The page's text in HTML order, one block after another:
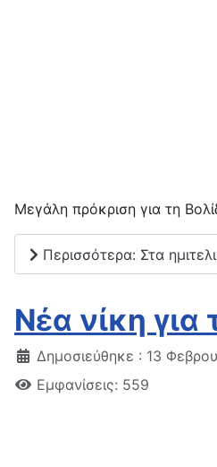
Μεγάλη πρόκριση για τη
Περισσότερα: Στα
Νέα νίκη
Δημοσιεύθηκε : 13
Εμφανίσεις: 559